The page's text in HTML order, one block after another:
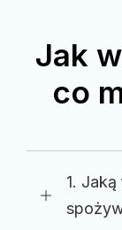
Jak
co
1.